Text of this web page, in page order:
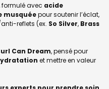
formulé avec acide
musquéepour soutenir l’éclat,
reflets (ex. So Silver, Brass
Can Dream, pensé pour
et mettre en valeur